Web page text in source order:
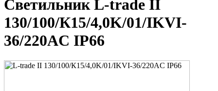
Светильник L-trade II
130/100/К15/4,0K/01/IKVI-
36/220AC IP66